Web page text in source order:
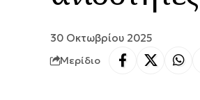
30 Οκτωβρίου 2025
Μερίδιο